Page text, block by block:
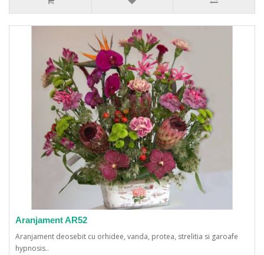
Aranjament AR52
Aranjament deosebit cu orhidee, vanda, protea, strelitia si garoafe
hypnosis..